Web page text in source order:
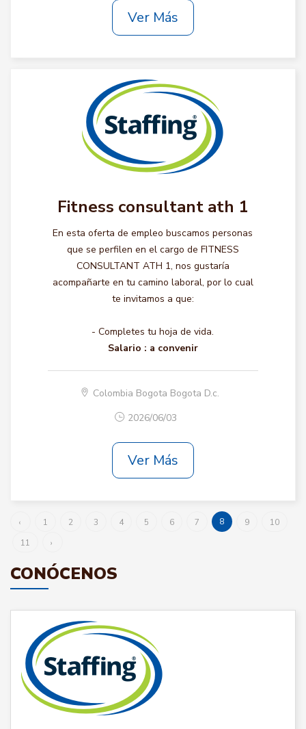
Ver Más
Fitness consultant ath 1
En esta oferta de empleo buscamos personas
que se perfilen en el cargo de FITNESS
CONSULTANT ATH 1, nos gustaría
acompañarte en tu camino laboral, por lo cual
te invitamos a que:
- Completes tu hoja de vida.
Salario : a convenir
Colombia Bogota Bogota D.c.
2026/06/03
Ver Más
‹ 1 2 3 4 5 6 7 8 9
10
11
›
CONÓCENOS